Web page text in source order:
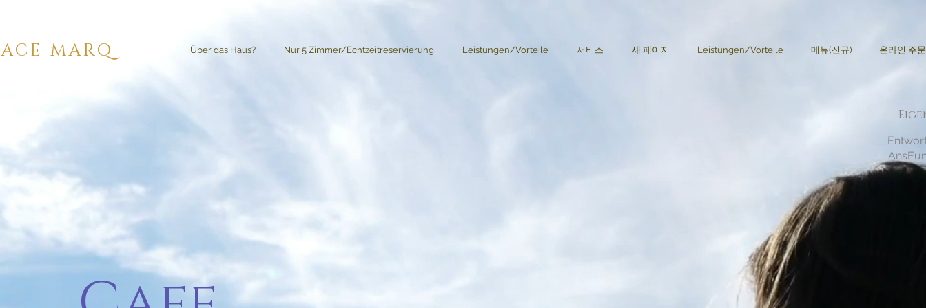
MARQ Über das Haus? Nur 5 Zimmer/Echtzeitreservierung Leistungen/Vorteile 서비스 새 페이지 Leistungen/Vorteile 메뉴(신규) 온라인 주문